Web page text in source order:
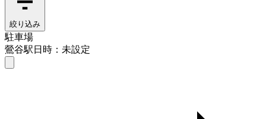
絞り込み
駐車場
鶯谷駅日時：未設定